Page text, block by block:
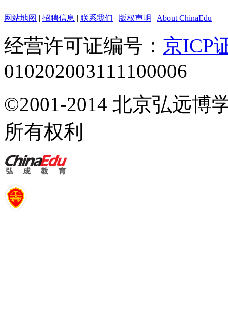
网站地图 | 招聘信息 | 联系我们 | 版权声明 | About ChinaEdu
经营许可证编号： 京ICP
010202003111100006
©2001-2014 北京弘远博
所有权利